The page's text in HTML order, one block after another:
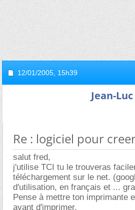
12/01/2005, 15h39
Jean-Luc
Re : logiciel pour
salut fred,
j'utilise TCI tu le trouveras
téléchargement sur le net.
d'utilisation, en français et ...
Pense à mettre ton imprimante
avant d'imprimer.